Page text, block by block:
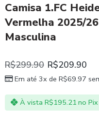
Camisa 1.FC
Vermelha 2025/
Masculina
R$299.90 R$209.90
Em até 3x de R$69.97
À vista R$195.21 no Pix